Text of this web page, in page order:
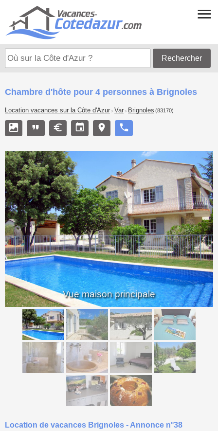
Rechercher
Chambre d'hôte pour 4 personnes à Brignoles
Location vacances sur la Côte d'Azur > Var > Brignoles (83170)
Vue maison principale
< >
Location de vacances Brignoles - Annonce n°38